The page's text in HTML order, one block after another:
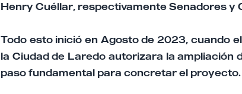
Henry Cuéllar, respectivamente Senadores y
Todo esto inició en Agosto de 2023, cuando
la Ciudad de Laredo autorizara la ampliación
paso fundamental para concretar el proyecto.